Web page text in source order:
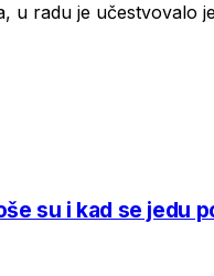
u radu je učestvovalo
su i kad se jedu